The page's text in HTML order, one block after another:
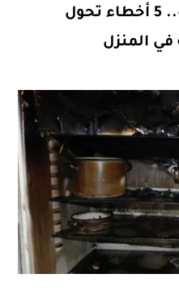
مع ارتفاع درجات الحرارة.. 5 أخطاء تحول
في المنزل